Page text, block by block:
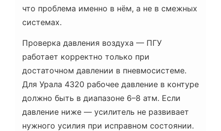
что проблема именно в нём, а не в смежных
системах.
Проверка давления воздуха — ПГУ
работает корректно только при
достаточном давлении в пневмосистеме.
Для Урала 4320 рабочее давление в контуре
должно быть в диапазоне 6–8 атм. Если
давление ниже — усилитель не развивает
нужного усилия при исправном состоянии.